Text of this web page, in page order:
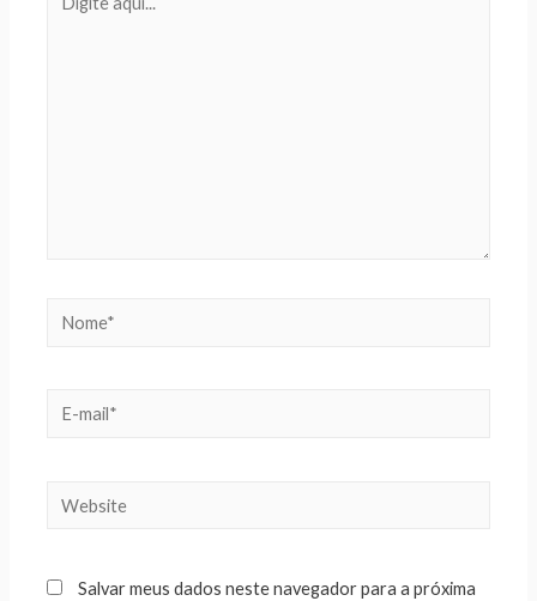
Salvar meus dados neste navegador para a próxima